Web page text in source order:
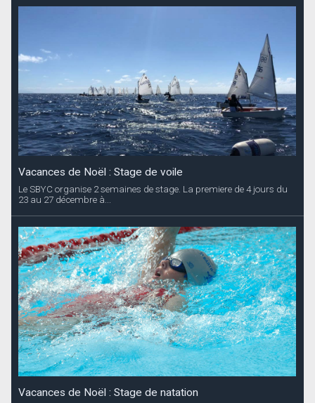
Vacances de Noël : Stage de voile
Le SBYC organise 2 semaines de stage. La premiere de 4 jours du
23 au 27 décembre à...
Vacances de Noël : Stage de natation